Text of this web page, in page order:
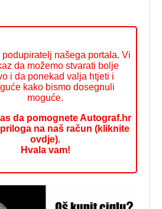
podupiratelj našega portala. Vi
da možemo stvarati bolje
i da ponekad valja htjeti i
kako bismo dosegnuli
moguće.
da pomognete Autograf.hr
na naš račun (kliknite
ovdje).
Hvala vam!